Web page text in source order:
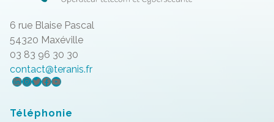
6 rue Blaise Pascal
54320 Maxéville
03 83 96 30 30
contact@teranis.fr
LinkedIn
Instagram
Twitter
Facebook
YouTube
Téléphonie